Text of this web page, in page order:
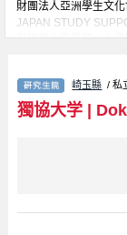
財團法人亞洲學生文
JAPAN STUDY
學校的大學學部、大
施介紹、聯絡方式等
用此網站。
崎玉縣 / 私
獨協大学|